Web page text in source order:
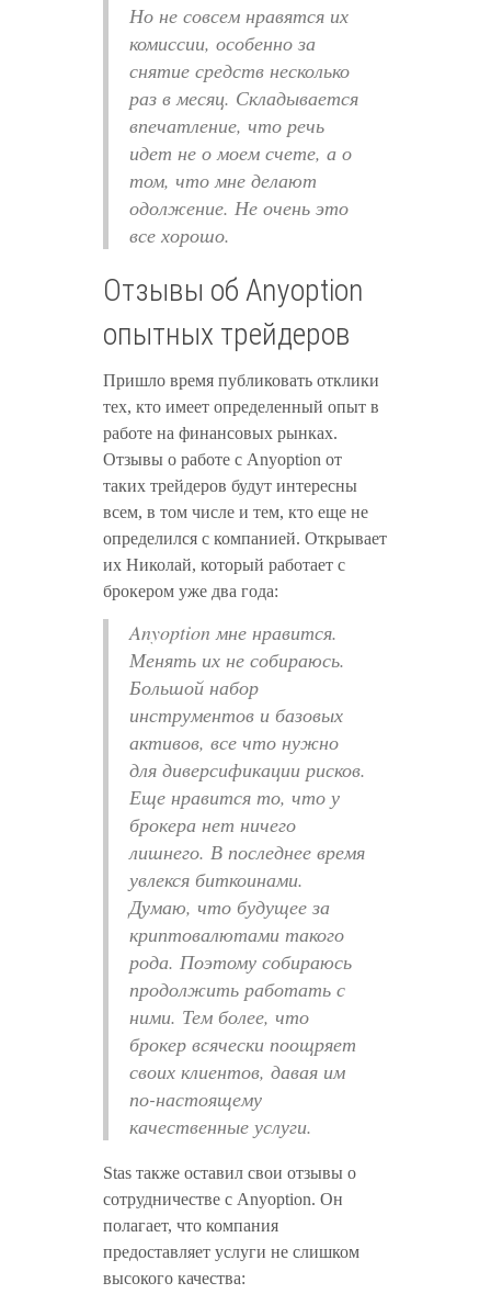
Но не совсем нравятся их
комиссии, особенно за
снятие средств несколько
раз в месяц. Складывается
впечатление, что речь
идет не о моем счете, а о
том, что мне делают
одолжение. Не очень это
все хорошо.
Отзывы об Anyoption
опытных трейдеров
Пришло время публиковать отклики
тех, кто имеет определенный опыт в
работе на финансовых рынках.
Отзывы о работе с Anyoption от
таких трейдеров будут интересны
всем, в том числе и тем, кто еще не
определился с компанией. Открывает
их Николай, который работает с
брокером уже два года:
Anyoption мне нравится.
Менять их не собираюсь.
Большой набор
инструментов и базовых
активов, все что нужно
для диверсификации рисков.
Еще нравится то, что у
брокера нет ничего
лишнего. В последнее время
увлекся биткоинами.
Думаю, что будущее за
криптовалютами такого
рода. Поэтому собираюсь
продолжить работать с
ними. Тем более, что
брокер всячески поощряет
своих клиентов, давая им
по-настоящему
качественные услуги.
Stas также оставил свои отзывы о
сотрудничестве с Anyoption. Он
полагает, что компания
предоставляет услуги не слишком
высокого качества: